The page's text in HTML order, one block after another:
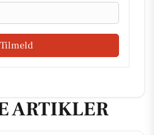
Tilmeld
ARTIKLER